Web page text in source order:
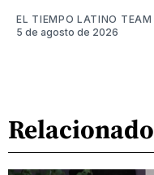
EL TIEMPO LATINO TEAM
5 de agosto de 2026
Relacionado